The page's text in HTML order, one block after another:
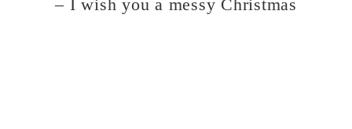
– I wish you a messy Christmas